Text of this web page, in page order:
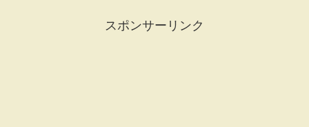
スポンサーリンク